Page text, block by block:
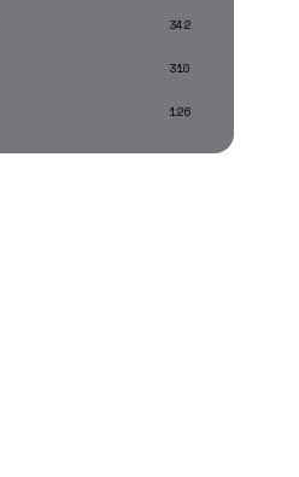
342
310
126